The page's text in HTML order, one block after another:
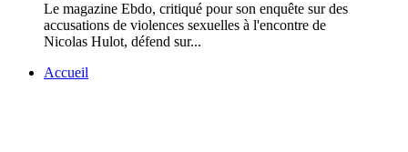
Le magazine Ebdo, critiqué pour son enquête sur des
accusations de violences sexuelles à l'encontre de
Nicolas Hulot, défend sur...
Accueil